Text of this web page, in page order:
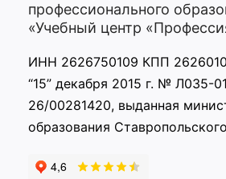
профессионального
«Учебный центр
ИНН 2626750109 КПП
“15” декабря 2015 г. № Л035-
26/00281420, выданная
образования